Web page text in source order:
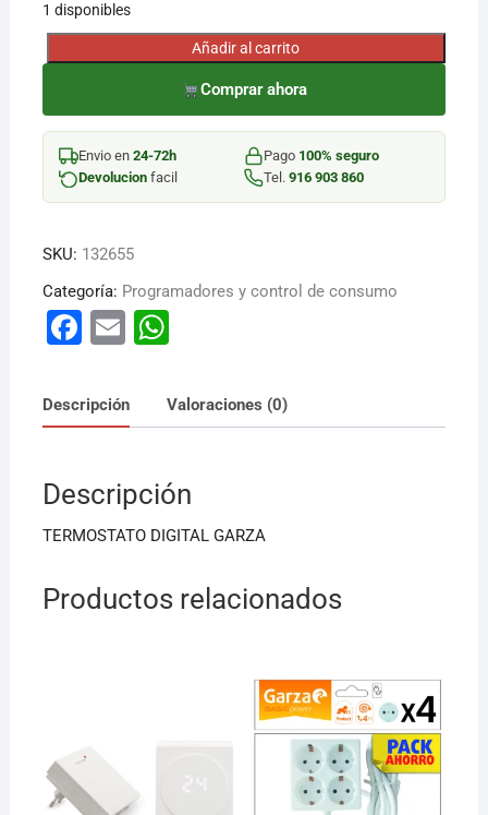
1 disponibles
TERMOSTATO
cantidad
Añadir al carrito
Comprar ahora
Envio en 24-72h Pago 100% seguro
Devolucionfacil Tel. 916 903 860
SKU: 132655
Categoría: Programadores y control de consumo
F
c
e
o
o
E
ai
l
at
s
p
p
Descripción Valoraciones (0)
Descripción
TERMOSTATO DIGITAL GARZA
Productos relacionados